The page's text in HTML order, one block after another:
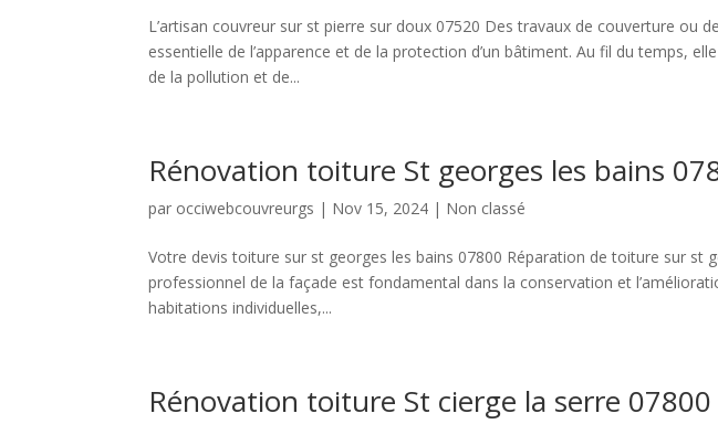
L’artisan couvreur sur st pierre sur doux 07520 Des travaux de couverture ou
essentielle de l’apparence et de la protection d’un bâtiment. Au fil du temps,
de la pollution et de...
Rénovation toiture St georges les bains
par occiwebcouvreurgs | Nov 15, 2024 | Non classé
Votre devis toiture sur st georges les bains 07800 Réparation de toiture sur st
professionnel de la façade est fondamental dans la conservation et
habitations individuelles,...
Rénovation toiture St cierge la serre 07800